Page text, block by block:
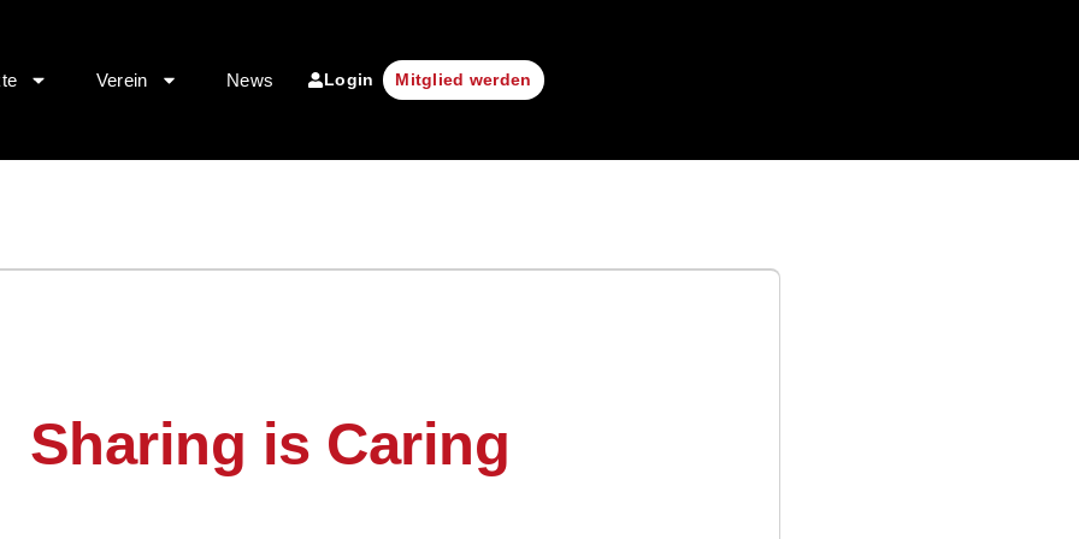
Verein News Login Mitglied werden
Sharing is Caring